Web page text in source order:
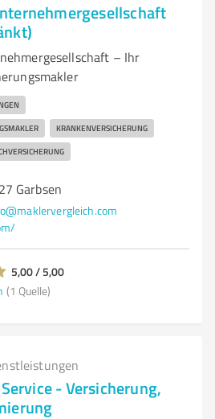
– Ihr
KRANKENVERSICHERUNG
Garbsen
5,00 / 5,00
(1 Quelle)
- Versicherung,